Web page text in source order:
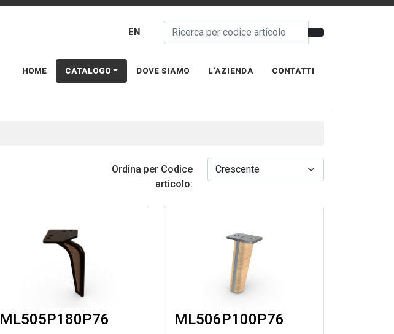
EN
HOME CATALOGO DOVE SIAMO L'AZIENDA CONTATTI
Ordina per Codice
articolo:
ML505P180P76 ML506P100P76